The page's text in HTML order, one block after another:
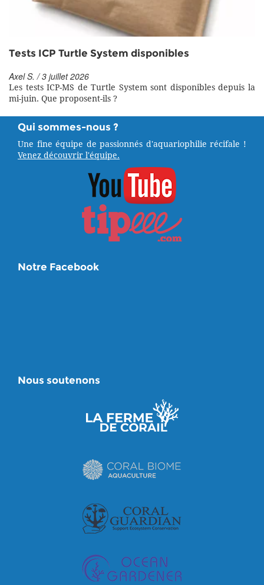
Tests ICP Turtle System disponibles
Axel S. / 3 juillet 2026
Les tests ICP-MS de Turtle System sont disponibles depuis la
mi-juin. Que proposent-ils ?
Qui sommes-nous ?
Une fine équipe de passionnés d'aquariophilie récifale !
Venez découvrir l'équipe.
Notre Facebook
Nous soutenons